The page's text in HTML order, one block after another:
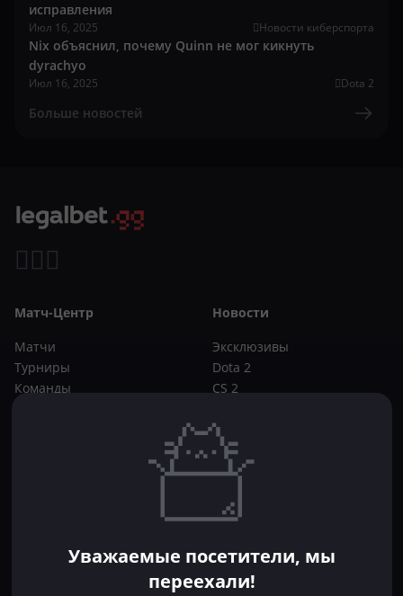
исправления
Июл 16, 2025 Новости киберспорта
Nix объяснил, почему Quinn не мог кикнуть
dyrachyo
Июл 16, 2025 Dota 2
Больше новостей
Матч-Центр
Матчи
Турниры
Команды
Новости
Эксклюзивы
Dota 2
CS 2
Букмекеры
CS 2
ФрибетыУважаемые посетители, мы
переехали!